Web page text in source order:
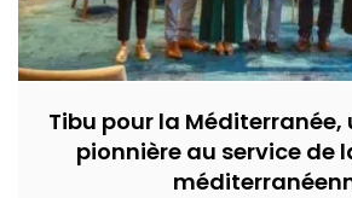
Tibu pour la
pionnière au service de